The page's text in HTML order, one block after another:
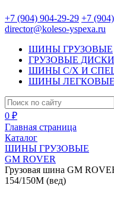
+7 (904) 904-29-29 +7
director@koleso-yspexa.ru
ШИНЫ ГРУЗОВЫЕ
ГРУЗОВЫЕ ДИСКИ
ШИНЫ С/Х И
ШИНЫ ЛЕГКОВЫЕ
0 ₽
Главная страница
Каталог
ШИНЫ ГРУЗОВЫЕ
GM ROVER
Грузовая шина GM
154/150M (вед)